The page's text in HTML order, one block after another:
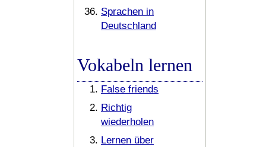
Sprachen in
Deutschland
Vokabeln lernen
False friends
Richtig
wiederholen
Lernen über